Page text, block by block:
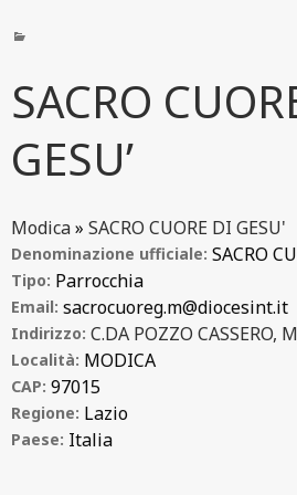
SACRO
GESU’
Modica» SACRO CUORE DI GESU'
Denominazione ufficiale: SACRO
Tipo: Parrocchia
Email: sacrocuoreg.m@diocesint.it
Indirizzo: C.DA POZZO CASSERO,
Località: MODICA
CAP: 97015
Regione: Lazio
Paese: Italia